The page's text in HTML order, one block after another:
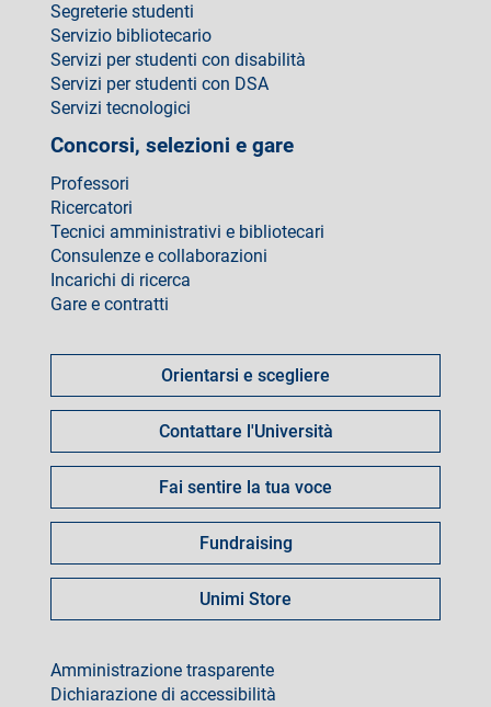
Segreterie studenti
Servizio bibliotecario
Servizi per studenti con disabilità
Servizi per studenti con DSA
Servizi tecnologici
Concorsi, selezioni e gare
Professori
Ricercatori
Tecnici amministrativi e bibliotecari
Consulenze e collaborazioni
Incarichi di ricerca
Gare e contratti
fare
Orientarsi e scegliere
Contattare l'Università
Fai sentire la tua voce
Fundraising
Unimi Store
footer
Amministrazione trasparente
Dichiarazione di accessibilità